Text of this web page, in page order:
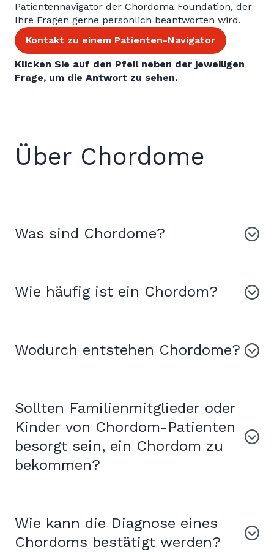
Patientennavigator der Chordoma Foundation, der
Ihre Fragen gerne persönlich beantworten wird.
Kontakt zu einem Patienten-Navigator
Klicken Sie auf den Pfeil neben der jeweiligen
Frage, um die Antwort zu sehen.
Über Chordome
Was sind Chordome?
Wie häufig ist ein Chordom?
Wodurch entstehen Chordome?
Sollten Familienmitglieder oder
Kinder von Chordom-Patienten
besorgt sein, ein Chordom zu
bekommen?
Wie kann die Diagnose eines
Chordoms bestätigt werden?